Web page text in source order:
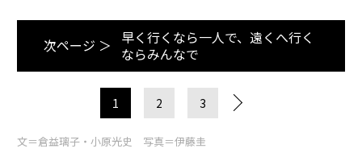
次ページ ＞
早く行くなら一人で、遠くへ行く
ならみんなで
1 2 3
文＝倉益璃子・小原光史 写真＝伊藤圭